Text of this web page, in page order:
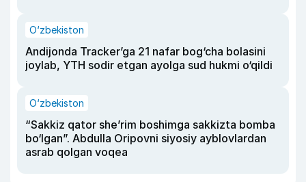
O‘zbekiston
Andijonda Tracker’ga 21 nafar bog‘cha bolasini
joylab, YTH sodir etgan ayolga sud hukmi o‘qildi
O‘zbekiston
“Sakkiz qator she’rim boshimga sakkizta bomba
bo‘lgan”. Abdulla Oripovni siyosiy ayblovlardan
asrab qolgan voqea